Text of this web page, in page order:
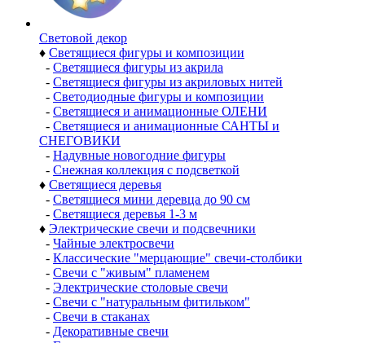
Световой декор
♦ Светящиеся фигуры и композиции
- Светящиеся фигуры из акрила
- Светящиеся фигуры из акриловых нитей
- Светодиодные фигуры и композиции
- Светящиеся и анимационные ОЛЕНИ
- Светящиеся и анимационные САНТЫ и
СНЕГОВИКИ
- Надувные новогодние фигуры
- Снежная коллекция с подсветкой
♦ Светящиеся деревья
- Светящиеся мини деревца до 90 см
- Светящиеся деревья 1-3 м
♦ Электрические свечи и подсвечники
- Чайные электросвечи
- Классические "мерцающие" свечи-столбики
- Свечи с "живым" пламенем
- Электрические столовые свечи
- Свечи с "натуральным фитильком"
- Свечи в стаканах
- Декоративные свечи